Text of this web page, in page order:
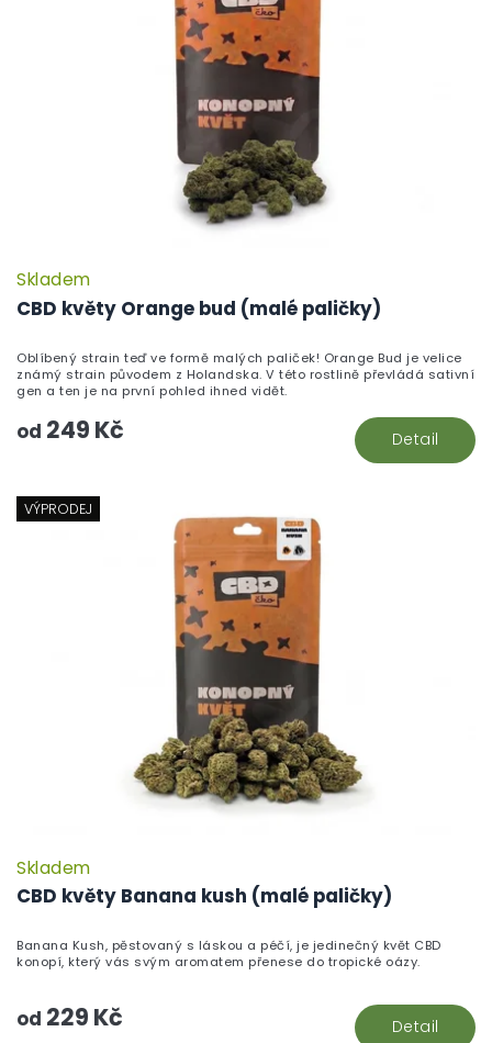
CBD květy Orange bud (malé paličky)
Skladem
od 249 Kč Detail
Oblíbený strain teď ve formě malých paliček! Orange Bud je velice
známý strain původem z Holandska. V této rostlině převládá sativní
gen a ten je na první pohled ihned vidět.
VÝPRODEJ
CBD květy Banana kush (malé paličky)
Skladem
od 229 Kč Detail
Banana Kush, pěstovaný s láskou a péčí, je jedinečný květ CBD
konopí, který vás svým aromatem přenese do tropické oázy.